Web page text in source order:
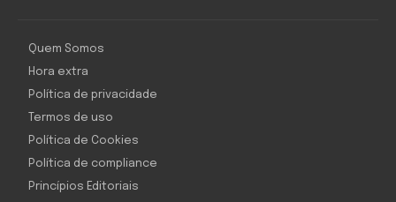
Quem Somos
Hora extra
Política de privacidade
Termos de uso
Política de Cookies
Política de compliance
Princípios Editoriais